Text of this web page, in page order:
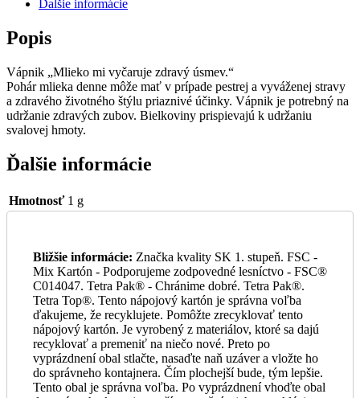
Uzáver
Rajo
14
Dní
Ďalšie informácie
Popis
Vápnik „Mlieko mi vyčaruje zdravý úsmev.“
Pohár mlieka denne môže mať v prípade pestrej a vyváženej stravy
a zdravého životného štýlu priaznivé účinky. Vápnik je potrebný na
udržanie zdravých zubov. Bielkoviny prispievajú k udržaniu
svalovej hmoty.
Ďalšie informácie
Hmotnosť 1 g
Bližšie informácie: Značka kvality SK 1. stupeň. FSC -
Mix Kartón - Podporujeme zodpovedné lesníctvo - FSC®
C014047. Tetra Pak® - Chránime dobré. Tetra Pak®.
Tetra Top®. Tento nápojový kartón je správna voľba
ďakujeme, že recyklujete. Pomôžte zrecyklovať tento
nápojový kartón. Je vyrobený z materiálov, ktoré sa dajú
recyklovať a premeniť na niečo nové. Preto po
vyprázdnení obal stlačte, nasaďte naň uzáver a vložte ho
do správneho kontajnera. Čím plochejší bude, tým lepšie.
Tento obal je správna voľba. Po vyprázdnení vhoďte obal